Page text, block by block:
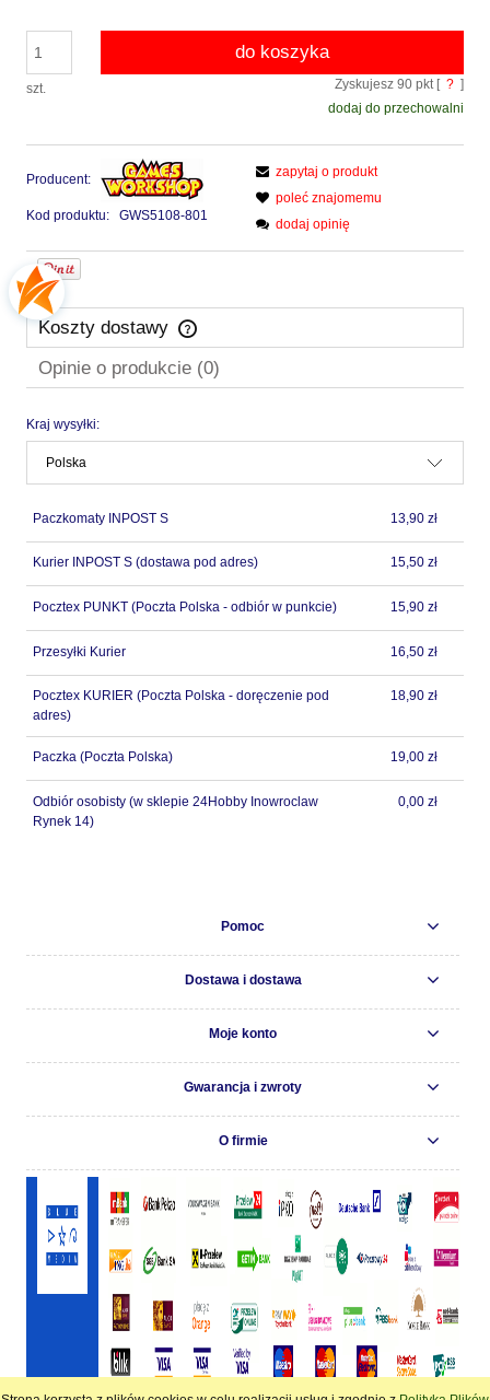
szt.
do koszyka
Zyskujesz 90 pkt [ ? ]
dodaj do przechowalni
Producent:
Kod produktu: GWS5108-801
zapytaj o produkt
poleć znajomemu
dodaj opinię
Koszty dostawy
Cena nie zawiera ewentualnych kosztów płatności
Opinie o produkcie (0)
Kraj wysyłki:
Paczkomaty INPOST S 13,90 zł
Kurier INPOST S (dostawa pod adres) 15,50 zł
Pocztex PUNKT (Poczta Polska - odbiór w punkcie) 15,90 zł
Przesyłki Kurier 16,50 zł
Pocztex KURIER (Poczta Polska - doręczenie pod
adres)
18,90 zł
Paczka (Poczta Polska) 19,00 zł
Odbiór osobisty (w sklepie 24Hobby Inowroclaw
Rynek 14)
0,00 zł
Pomoc
Dostawa i dostawa
Moje konto
Gwarancja i zwroty
O firmie